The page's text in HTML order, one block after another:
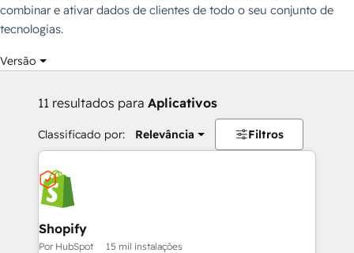
combinar e ativar dados de clientes de todo o seu conjunto de
tecnologias.
Versão
11 resultados para Aplicativos
Classificado por: Relevância Filtros
Shopify
Por HubSpot 15 mil instalações